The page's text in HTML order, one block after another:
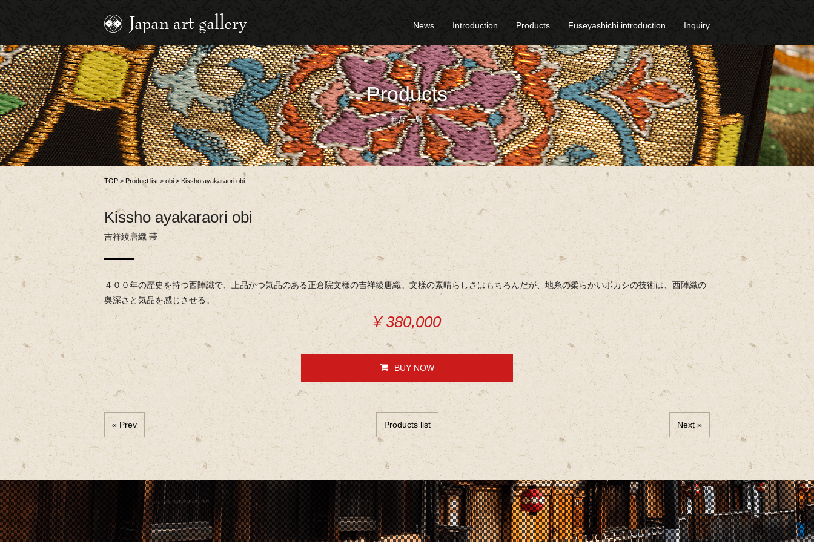
News Introduction Products Fuseyashichi introduction Inquiry
Products
商品一覧
TOP > Product list > obi > Kissho ayakaraori obi
Kissho ayakaraori obi
吉祥綾唐織 帯
４００年の歴史を持つ西陣織で、上品かつ気品のある正倉院文様の吉祥綾唐織。文様の素晴らしさはもちろんだが、地糸の柔らかいボカシの技術は、西陣織の
奥深さと気品を感じさせる。
¥ 380,000
BUY NOW
« Prev Products list Next »